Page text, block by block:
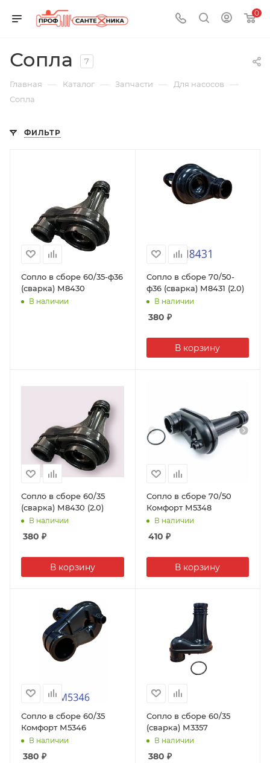
0
Сопла 7
Главная — Каталог — Запчасти — Для насосов —
Сопла
ФИЛЬТР
Сопло в сборе 60/35-ф36
(сварка) М8430
В наличии
Сопло в сборе 70/50-
ф36 (сварка) М8431 (2.0)
В наличии
380 ₽
В корзину
Сопло в сборе 60/35
(сварка) М8430 (2.0)
В наличии
380 ₽
В корзину
Сопло в сборе 70/50
Комфорт М5348
В наличии
410 ₽
В корзину
Сопло в сборе 60/35
Комфорт М5346
В наличии
380 ₽
Сопло в сборе 60/35
(сварка) М3357
В наличии
380 ₽